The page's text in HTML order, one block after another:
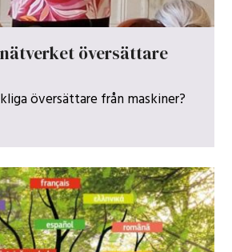
översättare
översättare från maskiner?